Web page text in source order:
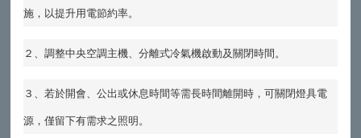
施，以提升用電節約率。
２、調整中央空調主機、分離式冷氣機啟動及關閉時間。
３、若於開會、公出或休息時間等需長時間離開時，可關閉燈具電
源，僅留下有需求之照明。